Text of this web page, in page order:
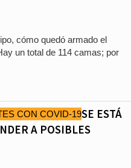
cómo quedó armado el
un total de 114 camas; por
SE ESTÁ
A POSIBLES